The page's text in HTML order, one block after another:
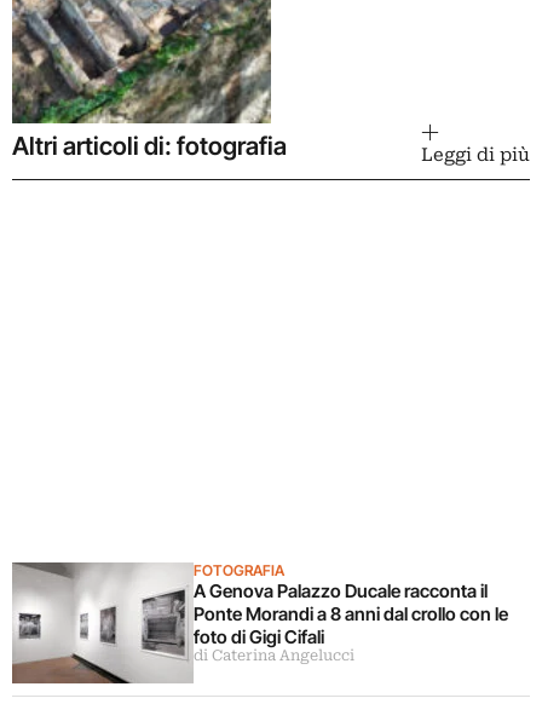
Altri articoli di: fotografia Leggi di più
FOTOGRAFIA
A Genova Palazzo Ducale racconta il
Ponte Morandi a 8 anni dal crollo con le
foto di Gigi Cifali
di Caterina Angelucci